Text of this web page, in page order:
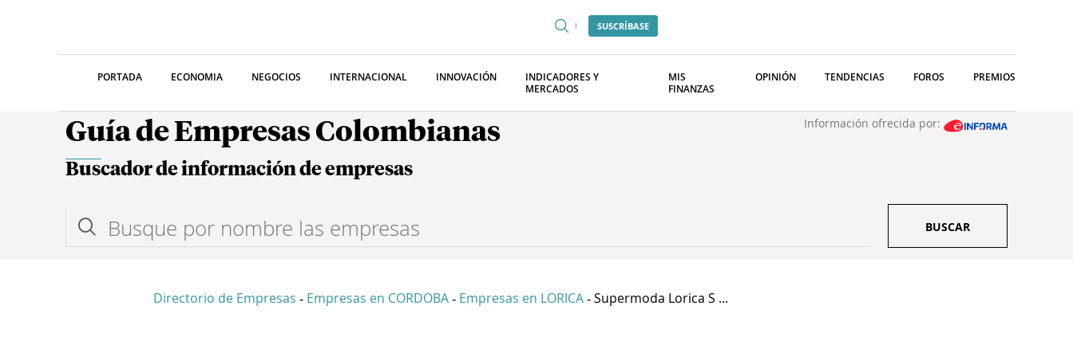
SUSCRÍBASE
PORTADA ECONOMIA NEGOCIOS INTERNACIONAL INNOVACIÓN
INDICADORES Y
MERCADOS
MIS
FINANZAS
OPINIÓN TENDENCIAS FOROS PREMIOS
Guía de Empresas Colombianas Información ofrecida por:
Buscador de información de empresas
BUSCAR
Directorio de Empresas - Empresas en CORDOBA - Empresas en LORICA - Supermoda Lorica S ...